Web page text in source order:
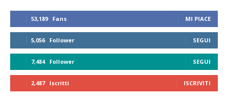
53,189 Fans MI PIACE
5,056 Follower SEGUI
7,484 Follower SEGUI
2,487 Iscritti ISCRIVITI